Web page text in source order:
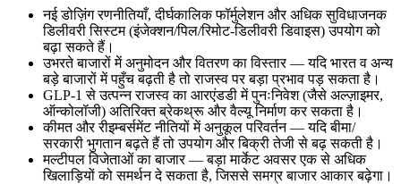
नई डोज़िंग रणनीतियाँ, दीर्घकालिक फॉर्मुलेशन और अधिक सुविधाजनक
डिलीवरी सिस्टम (इंजेक्शन/पिल/रिमोट-डिलीवरी डिवाइस) उपयोग को
बढ़ा सकते हैं।
उभरते बाजारों में अनुमोदन और वितरण का विस्तार — यदि भारत व अन्य
बड़े बाजारों में पहुँच बढ़ती है तो राजस्व पर बड़ा प्रभाव पड़ सकता है।
GLP-1 से उत्पन्न राजस्व का आरएंडडी में पुनःनिवेश (जैसे अल्ज़ाइमर,
ऑन्कोलॉजी) अतिरिक्त ब्रेकथ्रू और वैल्यू निर्माण कर सकता है।
कीमत और रीइम्बर्समेंट नीतियों में अनुकूल परिवर्तन — यदि बीमा/
सरकारी भुगतान बढ़ते हैं तो उपयोग और बिक्री तेजी से बढ़ सकती है।
मल्टीपल विजेताओं का बाजार — बड़ा मार्केट अवसर एक से अधिक
खिलाड़ियों को समर्थन दे सकता है, जिससे समग्र बाजार आकार बढ़ेगा।